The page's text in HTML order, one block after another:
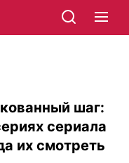
шаг:
сериала
их смотреть